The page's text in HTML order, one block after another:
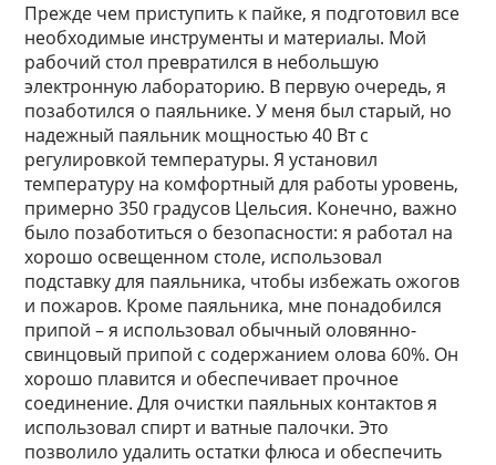
Прежде чем приступить к пайке, я подготовил все
необходимые инструменты и материалы. Мой
рабочий стол превратился в небольшую
электронную лабораторию. В первую очередь, я
позаботился о паяльнике. У меня был старый, но
надежный паяльник мощностью 40 Вт с
регулировкой температуры. Я установил
температуру на комфортный для работы уровень,
примерно 350 градусов Цельсия. Конечно, важно
было позаботиться о безопасности: я работал на
хорошо освещенном столе, использовал
подставку для паяльника, чтобы избежать ожогов
и пожаров. Кроме паяльника, мне понадобился
припой – я использовал обычный оловянно-
свинцовый припой с содержанием олова 60%. Он
хорошо плавится и обеспечивает прочное
соединение. Для очистки паяльных контактов я
использовал спирт и ватные палочки. Это
позволило удалить остатки флюса и обеспечить